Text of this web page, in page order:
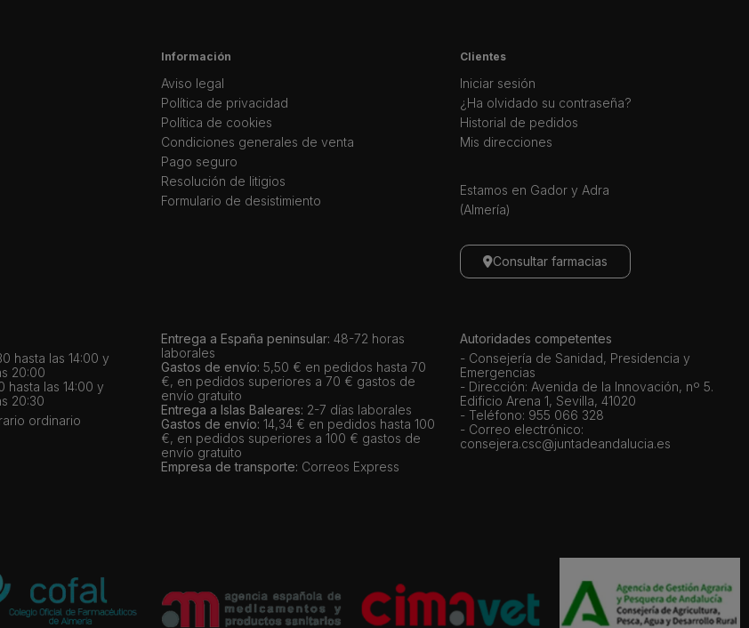
Información
Aviso legal
Política de privacidad
Política de cookies
Condiciones generales de venta
Pago seguro
Resolución de litigios
Formulario de desistimiento
Clientes
Iniciar sesión
¿Ha olvidado su contraseña?
Historial de pedidos
Mis direcciones
Estamos en Gador y Adra
(Almería)
Consultar farmacias
hasta las 14:00 y
20:00
hasta las 14:00 y
20:30
ordinario
Entrega a España peninsular: 48-72 horas
laborales
Gastos de envío: 5,50 € en pedidos hasta 70
€, en pedidos superiores a 70 € gastos de
envío gratuito
Entrega a Islas Baleares: 2-7 días laborales
Gastos de envío: 14,34 € en pedidos hasta 100
€, en pedidos superiores a 100 € gastos de
envío gratuito
Empresa de transporte: Correos Express
Autoridades competentes
- Consejería de Sanidad, Presidencia y
Emergencias
- Dirección: Avenida de la Innovación, nº 5.
Edificio Arena 1, Sevilla, 41020
- Teléfono: 955 066 328
- Correo electrónico:
consejera.csc@juntadeandalucia.es